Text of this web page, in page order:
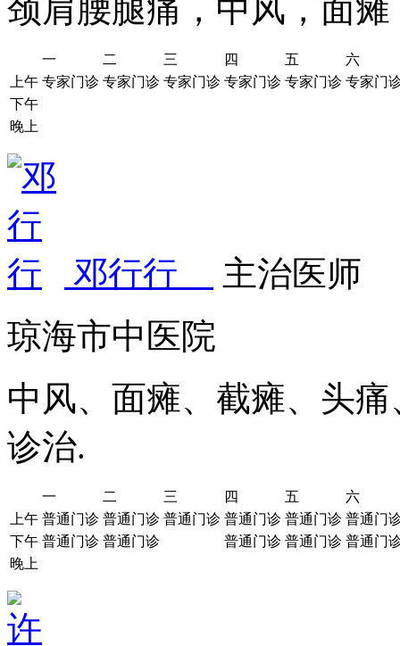
颈肩腰腿痛，中风，面
一 二 三 四 五
六
上午 专家门诊 专家门诊 专家门诊 专家门诊 专家门诊 专家门
下午
晚上
邓行行
主治医师
琼海市中医院
中风、面瘫、截瘫、头
诊治.
一 二 三 四 五
六
上午 普通门诊 普通门诊 普通门诊 普通门诊 普通门诊 普通门
下午 普通门诊 普通门诊 普通门诊 普通门诊 普通门
晚上